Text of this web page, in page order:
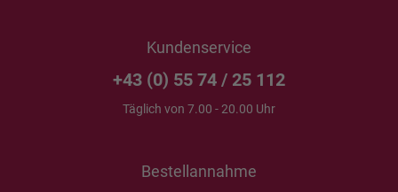
Kundenservice
+43 (0) 55 74 / 25 112
Täglich von 7.00 - 20.00 Uhr
Bestellannahme